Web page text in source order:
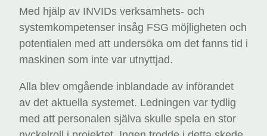
Med hjälp av INVIDs verksamhets- och
systemkompetenser insåg FSG möjligheten och
potentialen med att undersöka om det fanns tid i
maskinen som inte var utnyttjad.
Alla blev omgående inblandade av införandet
av det aktuella systemet. Ledningen var tydlig
med att personalen själva skulle spela en stor